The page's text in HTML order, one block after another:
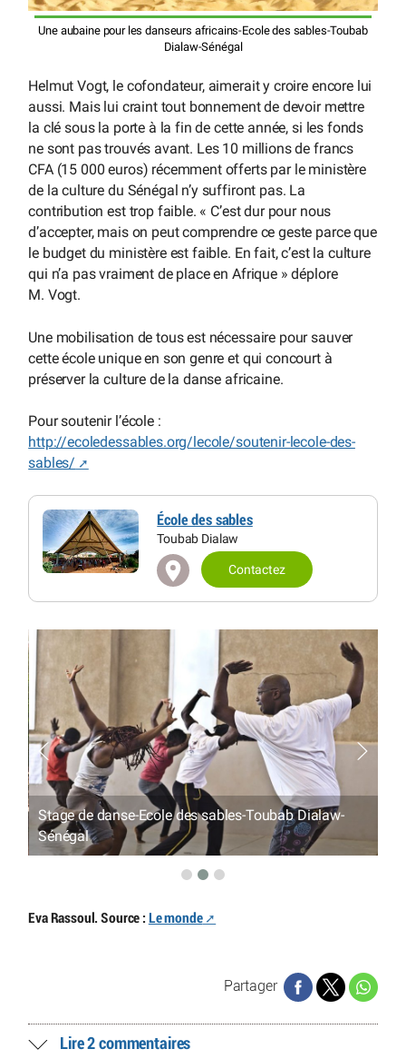
Une aubaine pour les danseurs africains-Ecole des sables-Toubab
Dialaw-Sénégal
Helmut Vogt, le cofondateur, aimerait y croire encore lui
aussi. Mais lui craint tout bonnement de devoir mettre
la clé sous la porte à la fin de cette année, si les fonds
ne sont pas trouvés avant. Les 10 millions de francs
CFA (15 000 euros) récemment offerts par le ministère
de la culture du Sénégal n’y suffiront pas. La
contribution est trop faible. « C’est dur pour nous
d’accepter, mais on peut comprendre ce geste parce que
le budget du ministère est faible. En fait, c’est la culture
qui n’a pas vraiment de place en Afrique » déplore
M. Vogt.
Une mobilisation de tous est nécessaire pour sauver
cette école unique en son genre et qui concourt à
préserver la culture de la danse africaine.
Pour soutenir l’école :
http://ecoledessables.org/lecole/soutenir-lecole-des-
sables/
École des sables
Toubab Dialaw
Contactez
Stage de danse-Ecole des sables-Toubab Dialaw-
Sénégal
Eva Rassoul. Source : Le monde
Partager
Lire 2 commentaires